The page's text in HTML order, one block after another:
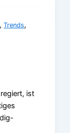
,Trends,
ist